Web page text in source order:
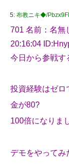
5: 布教ニキ◆/
701 名前：名無
20:16:04
今日から参戦す
投資経験はゼロ
金が80?
100倍になりま
デモをやってみ